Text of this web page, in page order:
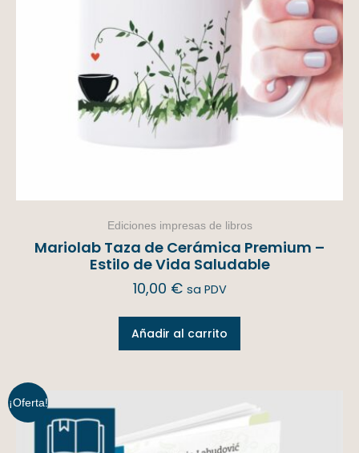
Ediciones impresas de libros
Mariolab Taza de Cerámica Premium –
Estilo de Vida Saludable
10,00 € sa PDV
Añadir al carrito
¡Oferta!